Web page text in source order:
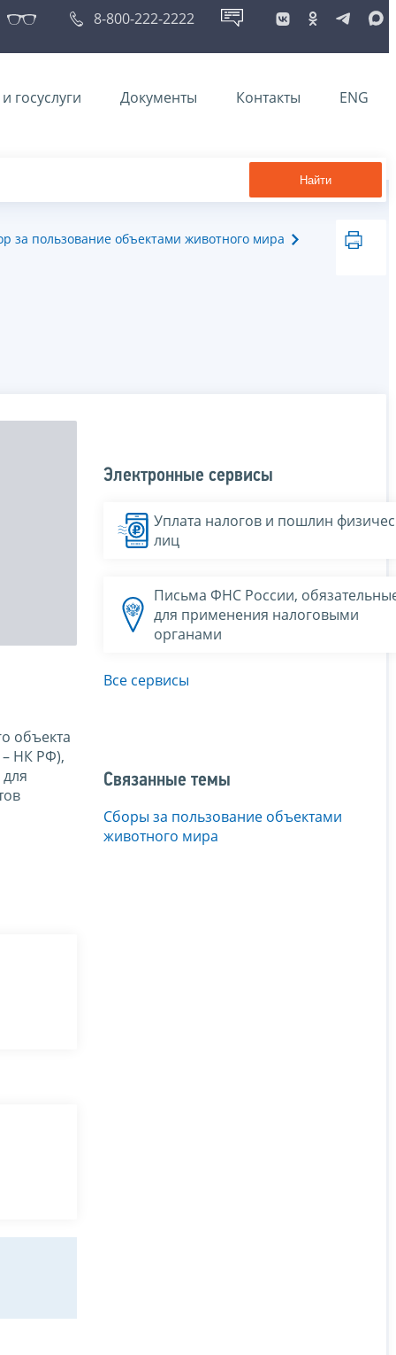
8-800-222-2222
госуслуги Документы Контакты ENG
Найти
за пользование объектами животного мира
объекта
– НК РФ),
Электронные сервисы
Уплата налогов и пошлин
лиц
Письма ФНС России,
для применения налоговыми
органами
Все сервисы
Связанные темы
Сборы за пользование объектами
животного мира